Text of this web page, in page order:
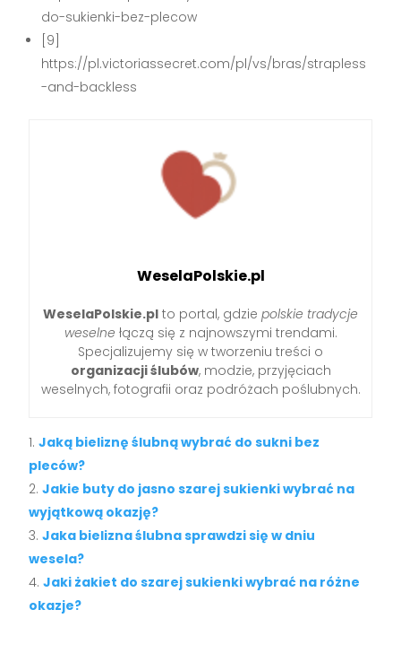
do-sukienki-bez-plecow
[9]
https://pl.victoriassecret.com/pl/vs/bras/strapless
-and-backless
WeselaPolskie.pl
WeselaPolskie.pl to portal, gdzie polskie tradycje
weselne łączą się z najnowszymi trendami.
Specjalizujemy się w tworzeniu treści o
organizacji ślubów, modzie, przyjęciach
weselnych, fotografii oraz podróżach poślubnych.
Jaką bieliznę ślubną wybrać do sukni bez
pleców?
Jakie buty do jasno szarej sukienki wybrać na
wyjątkową okazję?
Jaka bielizna ślubna sprawdzi się w dniu
wesela?
Jaki żakiet do szarej sukienki wybrać na różne
okazje?